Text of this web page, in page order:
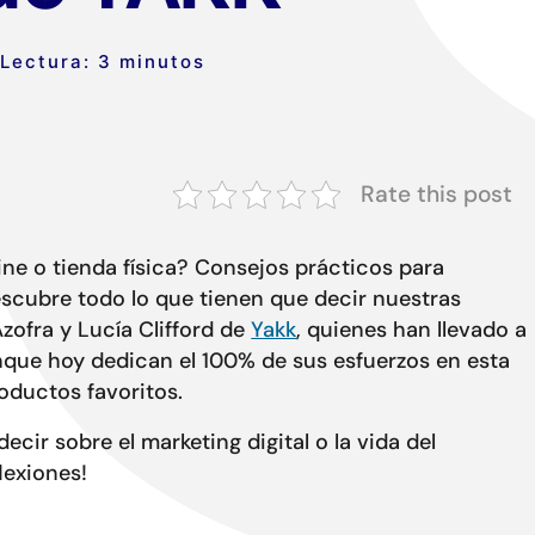
Lectura: 3 minutos
Rate this post
o tienda física? Consejos prácticos para
todo lo que tienen que decir nuestras
y Lucía Clifford deYakk, quienes han llevado a
hoy dedican el 100% de sus esfuerzos en esta
favoritos.
sobre el marketing digital o la vida del